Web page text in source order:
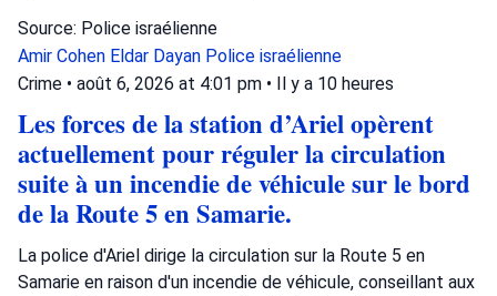
Source: Police israélienne
Amir Cohen Eldar Dayan Police israélienne
Crime • août 6, 2026 at 4:01 pm • Il y a 10 heures
Les forces de la station d’Ariel opèrent
actuellement pour réguler la circulation
suite à un incendie de véhicule sur le bord
de la Route 5 en Samarie.
La police d'Ariel dirige la circulation sur la Route 5 en
Samarie en raison d'un incendie de véhicule, conseillant aux